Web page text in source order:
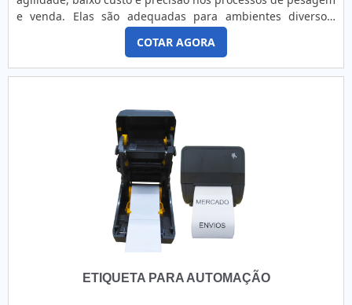
e venda. Elas são adequadas para ambientes diversos,
atendendo desde supermercados e padarias até indústrias
e logística. Apesar de sua durabilidade limitada, sua
facilidade de uso e custo-benefício as tornam a escolha
ideal para produtos de consumo rápido. 1. O que são
feitas de um papel especial sensível ao calor, projetadas
para serem impressas diretamente em balanças comerciais
com tecnologia térmica. Estas etiquetas não requerem o
uso de tinta, ribbon ou toner para a impressão. Elas são
utilizadas para imprimir dados como: Nome do produto.
Peso. Preço por unidade (kg/unidade). Preço total. Data de
embalagem. Validade. Código de barras. 2. Como
funcionam? (Princípio de impressão térmica direta)
Tecnologia utilizada: Impressão térmica direta. A cabeça de
etiqueta sensível ao calor, escurecendo o papel e formando
COTAR AGORA
ETIQUETA PARA AUTOMAÇÃO